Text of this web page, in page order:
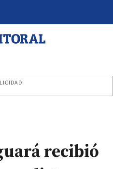
recibió